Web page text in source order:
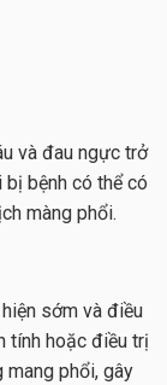
và đau ngực trở
bệnh có thể có
màng phổi.
sớm và điều
tính hoặc điều trị
mang phổi, gây